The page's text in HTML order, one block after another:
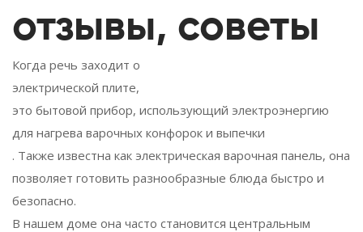
отзывы, советы
Когда речь заходит о
электрической плите,
это бытовой прибор, использующий электроэнергию
для нагрева варочных конфорок и выпечки
. Также известна как электрическая варочная панель, она
позволяет готовить разнообразные блюда быстро и
безопасно.
В нашем доме она часто становится центральным